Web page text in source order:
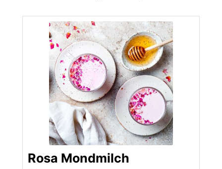
Rosa Mondmilch